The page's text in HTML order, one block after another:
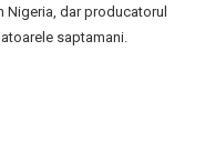
dar producatorul
saptamani.